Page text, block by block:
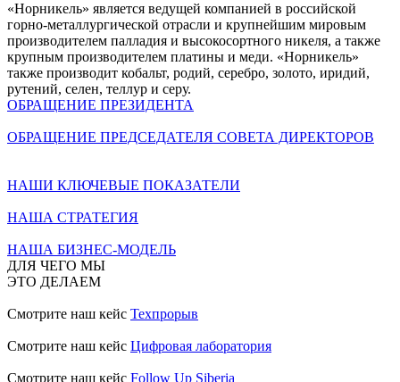
«Норникель» является ведущей компанией в российской
горно-металлургической отрасли и крупнейшим мировым
производителем палладия и высокосортного никеля, а также
крупным производителем платины и меди. «Норникель»
также производит кобальт, родий, серебро, золото, иридий,
рутений, селен, теллур и серу.
ОБРАЩЕНИЕ ПРЕЗИДЕНТА
ОБРАЩЕНИЕ ПРЕДСЕДАТЕЛЯ СОВЕТА ДИРЕКТОРОВ
НАШИ КЛЮЧЕВЫЕ ПОКАЗАТЕЛИ
НАША СТРАТЕГИЯ
НАША БИЗНЕС-МОДЕЛЬ
ДЛЯ ЧЕГО МЫ
ЭТО ДЕЛАЕМ
Смотрите наш кейс Техпрорыв
Смотрите наш кейс Цифровая лаборатория
Смотрите наш кейс Follow Up Siberia